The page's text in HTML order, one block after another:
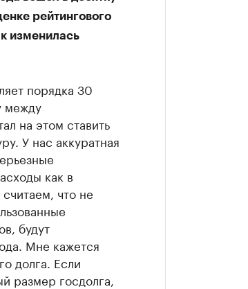
рейтингового
изменилась
порядка 30
между
на этом ставить
У нас аккуратная
как в
что не
будут
Мне кажется
долга. Если
размер госдолга,